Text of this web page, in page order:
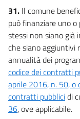
31. Il comune
può finanziare uno
stessi non siano
che siano aggiuntivi
annualità dei
codice dei contratti
aprile 2016, n. 50, o
contratti pubblicidi
36, ove applicabile.